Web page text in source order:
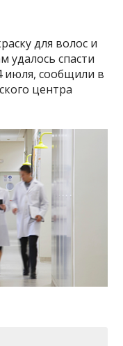
для волос и
удалось спасти
июля, сообщили в
центра